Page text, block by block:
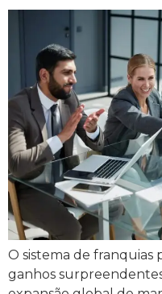
O sistema de franquias
ganhos